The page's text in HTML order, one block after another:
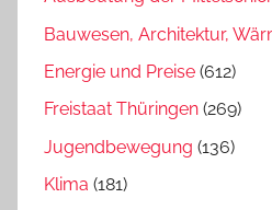
Bauwesen, Architektur,
Energie und Preise (612)
Freistaat Thüringen (269)
Jugendbewegung (136)
Klima (181)